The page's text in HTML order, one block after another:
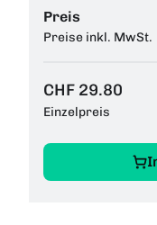
Preis
Preise inkl. MwSt.
CHF 29.80
Einzelpreis